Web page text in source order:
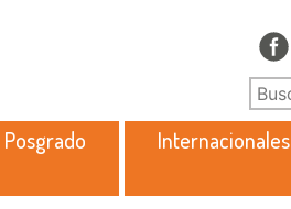
Posgrado Internacionales